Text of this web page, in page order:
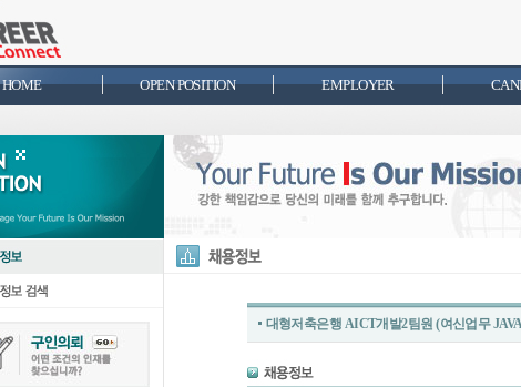
HOME OPEN POSITION EMPLOYER
대형저축은행 AICT개발2팀원 (여신업무